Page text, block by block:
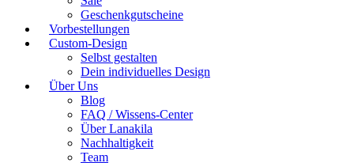
Geschenkgutscheine
Vorbestellungen
Custom-Design
Selbst gestalten
Dein individuelles Design
Über Uns
Blog
FAQ / Wissens-Center
Über Lanakila
Nachhaltigkeit
Team